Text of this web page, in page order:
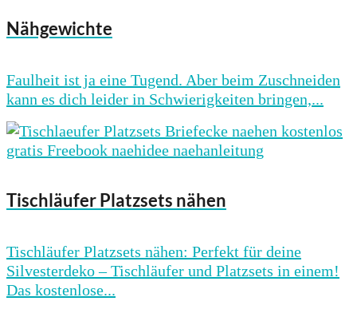
Nähgewichte
Faulheit ist ja eine Tugend. Aber beim Zuschneiden
kann es dich leider in Schwierigkeiten bringen,...
Tischläufer Platzsets nähen
Tischläufer Platzsets nähen: Perfekt für deine
Silvesterdeko – Tischläufer und Platzsets in einem!
Das kostenlose...